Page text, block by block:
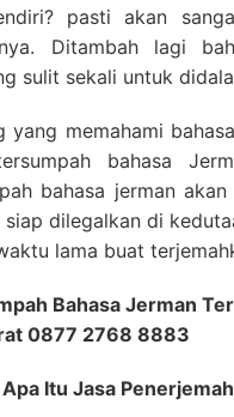
pasti akan
Ditambah lagi
sulit sekali untuk
yang memahami
bahasa
bahasa jerman
dilegalkan di
lama buat
Bahasa Jerman
0877 2768 8883
Itu Jasa